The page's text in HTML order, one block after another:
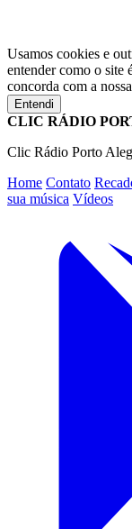
Usamos cookies e
entender como o site
concorda com a nossa
Entendi
CLIC RÁDIO
Clic Rádio Porto
Home Contato
sua música Vídeos